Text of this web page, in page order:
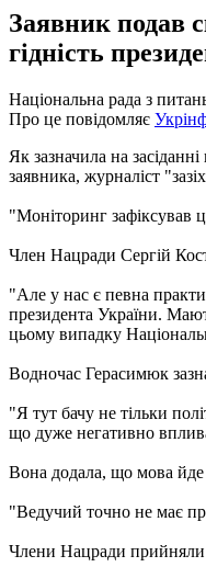
Заявник подав
гідність
Національна рада з
Про це повідомляє
Як зазначила на
заявника, журналіст
"Моніторинг зафіксував
Член Нацради Сергій
"Але у нас є певна
президента України.
цьому випадку
Водночас Герасимюк
"Я тут бачу не тільки
що дуже негативно
Вона додала, що мова йде
"Ведучий точно не має
Члени Нацради прийняли